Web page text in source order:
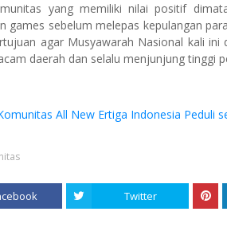
yang memiliki nilai positif
games sebelum melepas kepulangan
agar Musyawarah Nasional kali
daerah dan selalu menjunjung tinggi
All New Ertiga Indonesia Peduli
Twitter